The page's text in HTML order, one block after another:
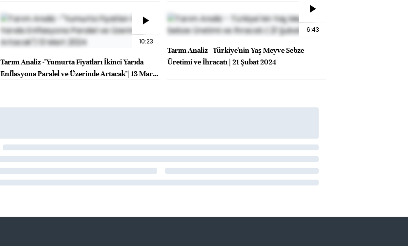
10:23
Tarım Analiz -"Yumurta Fiyatları İkinci Yarıda
Enflasyona Paralel ve Üzerinde Artacak"| 13 Mart
6:43
Tarım Analiz - Türkiye'nin Yaş Meyve Sebze
Üretimi ve İhracatı | 21 Şubat 2024